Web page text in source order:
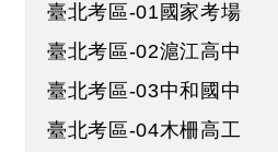
臺北考區-01國家考場
臺北考區-02滬江高中
臺北考區-03中和國中
臺北考區-04木柵高工